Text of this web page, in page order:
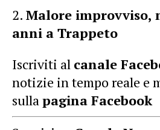
Malore improvviso,
anni a Trappeto
Iscriviti al canale
notizie in tempo reale e
sullapagina Facebook